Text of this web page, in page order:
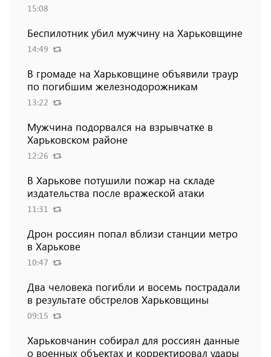
15:08
Беспилотник убил мужчину на Харьковщине
14:49
В громаде на Харьковщине объявили траур
по погибшим железнодорожникам
13:22
Мужчина подорвался на взрывчатке в
Харьковском районе
12:26
В Харькове потушили пожар на складе
издательства после вражеской атаки
11:31
Дрон россиян попал вблизи станции метро
в Харькове
10:47
Два человека погибли и восемь пострадали
в результате обстрелов Харьковщины
09:15
Харьковчанин собирал для россиян данные
о военных объектах и ​​корректировал удары